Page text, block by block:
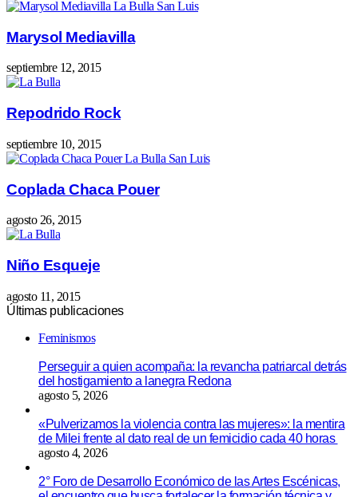
Marysol Mediavilla
septiembre 12, 2015
Repodrido Rock
septiembre 10, 2015
Coplada Chaca Pouer
agosto 26, 2015
Niño Esqueje
agosto 11, 2015
Últimas publicaciones
Feminismos
Perseguir a quien acompaña: la revancha patriarcal detrás
del hostigamiento a lanegra Redona
agosto 5, 2026
«Pulverizamos la violencia contra las mujeres»: la mentira
de Milei frente al dato real de un femicidio cada 40 horas
agosto 4, 2026
2° Foro de Desarrollo Económico de las Artes Escénicas,